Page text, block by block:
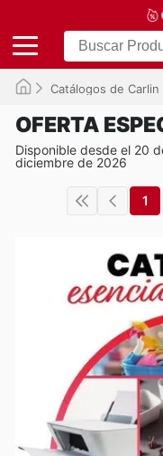
Catálogos de Carlin
OFERTA
Disponible desde el 20
diciembre de 2026
1